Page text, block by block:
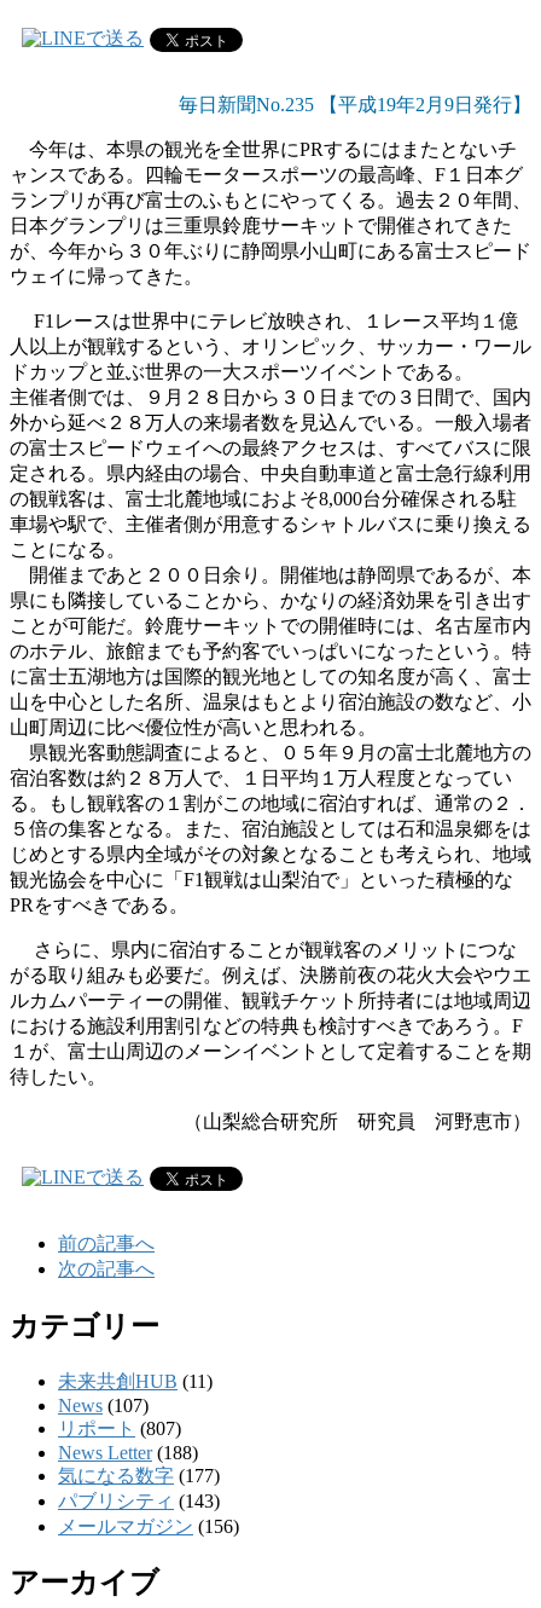
毎日新聞No.235 【平成19年2月9日発行】
今年は、本県の観光を全世界にPRするにはまたとないチ
ャンスである。四輪モータースポーツの最高峰、F１日本グ
ランプリが再び富士のふもとにやってくる。過去２０年間、
日本グランプリは三重県鈴鹿サーキットで開催されてきた
が、今年から３０年ぶりに静岡県小山町にある富士スピード
ウェイに帰ってきた。
F1レースは世界中にテレビ放映され、１レース平均１億
人以上が観戦するという、オリンピック、サッカー・ワール
ドカップと並ぶ世界の一大スポーツイベントである。
主催者側では、９月２８日から３０日までの３日間で、国内
外から延べ２８万人の来場者数を見込んでいる。一般入場者
の富士スピードウェイへの最終アクセスは、すべてバスに限
定される。県内経由の場合、中央自動車道と富士急行線利用
の観戦客は、富士北麓地域におよそ8,000台分確保される駐
車場や駅で、主催者側が用意するシャトルバスに乗り換える
ことになる。
開催まであと２００日余り。開催地は静岡県であるが、本
県にも隣接していることから、かなりの経済効果を引き出す
ことが可能だ。鈴鹿サーキットでの開催時には、名古屋市内
のホテル、旅館までも予約客でいっぱいになったという。特
に富士五湖地方は国際的観光地としての知名度が高く、富士
山を中心とした名所、温泉はもとより宿泊施設の数など、小
山町周辺に比べ優位性が高いと思われる。
県観光客動態調査によると、０５年９月の富士北麓地方の
宿泊客数は約２８万人で、１日平均１万人程度となってい
る。もし観戦客の１割がこの地域に宿泊すれば、通常の２．
５倍の集客となる。また、宿泊施設としては石和温泉郷をは
じめとする県内全域がその対象となることも考えられ、地域
観光協会を中心に「F1観戦は山梨泊で」といった積極的な
PRをすべきである。
さらに、県内に宿泊することが観戦客のメリットにつな
がる取り組みも必要だ。例えば、決勝前夜の花火大会やウエ
ルカムパーティーの開催、観戦チケット所持者には地域周辺
における施設利用割引などの特典も検討すべきであろう。F
１が、富士山周辺のメーンイベントとして定着することを期
待したい。
（山梨総合研究所 研究員 河野恵市）
前の記事へ
次の記事へ
カテゴリー
未来共創HUB (11)
News (107)
リポート (807)
News Letter(188)
気になる数字 (177)
パブリシティ (143)
メールマガジン (156)
アーカイブ